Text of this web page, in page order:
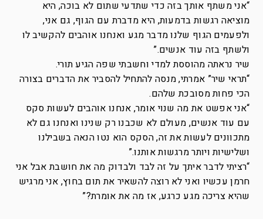
“אני משתף אותך בזה כדי שתדעי שתום לא בוכה, היא
מוציאה רגשות בדמעות, היא מדברת עם הגוף, גם אני,
ולפעמים הגוף שלנו מדבר מגע ואנחנו אוהבים להקשיב לו
ולשתף בזה עוד אנשים.”
שיר נראתה מהוססת למדי וחשבתי שפה הגיע תורי.
“תראי שיר” אמרתי, מנסה להתחיל להסביר את הדברים בצורה
הכי פחות מסובכת שלהם.
“אני אפשט את מה שנוי אומר, אנחנו אוהבים לעשות סקס
עם עוד אנשים, מעולם לא שכבנו רק שנינו ואנחנו גם לא
מתכוונים לעשות את זה, הסקס הוא נטו הנאה בשבילנו
ושלישיות ויותר מרגשות אותנו.”
“רציתי לדבר איתך על זה לבד ולבדוק מה את חושבת אבל אני
חרמן עכשיו ואני לא רוצה להשאיר את תום בחוץ, אני מרגיש
שהיא צריכה מגע כרגע, אז מה את אומרת?”